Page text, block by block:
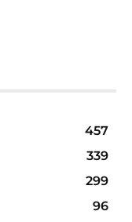
457
339
299
96